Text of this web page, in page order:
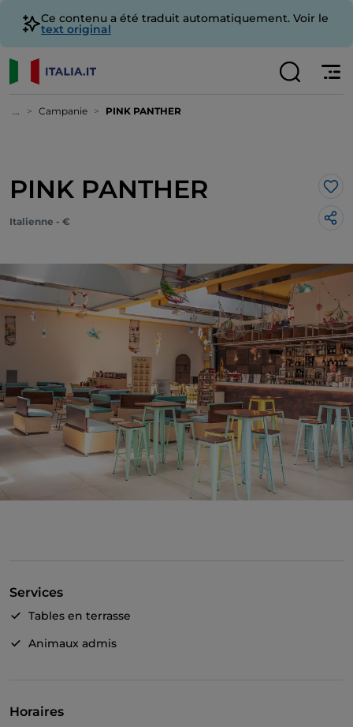
Ce contenu a été traduit automatiquement. Voir le
text original
... Campanie PINK PANTHER
PINK PANTHER
Italienne - €
Services
Tables en terrasse
Animaux admis
Horaires